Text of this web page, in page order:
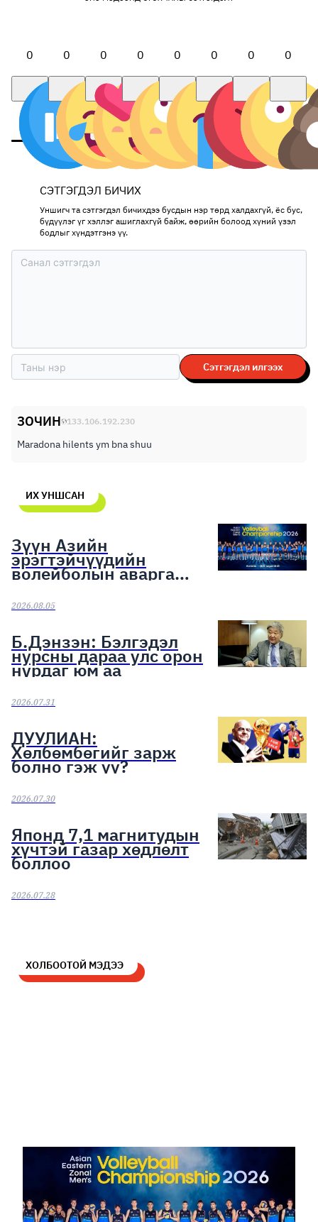
0 0 0 0 0 0 0 0
СЭТГЭГДЭЛ БИЧИХ
Уншигч та сэтгэгдэл бичихдээ бусдын нэр төрд халдахгүй, ёс бус,
бүдүүлэг үг хэллэг ашиглахгүй байж, өөрийн болоод хүний үзэл
бодлыг хүндэтгэнэ үү.
Сэтгэгдэл илгээх
ЗОЧИН 133.106.192.230
Maradona hilents ym bna shuu
ИХ УНШСАН
Зүүн Азийн
эрэгтэйчүүдийн
волейболын аварга
шалгаруулах тэмцээн
эхэллээ
2026.08.05
Б.Дэнзэн: Бэлгэдэл
нурсны дараа улс орон
нурдаг юм аа
2026.07.31
ДУУЛИАН:
Хөлбөмбөгийг зарж
болно гэж үү?
2026.07.30
Японд 7,1 магнитудын
хүчтэй газар хөдлөлт
боллоо
2026.07.28
ХОЛБООТОЙ МЭДЭЭ